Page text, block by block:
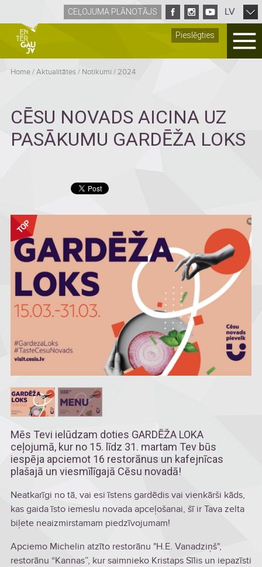
Pieslēgties
CEĻOJUMA PLĀNOTĀJS LV
Home/Aktualitātes/ Notikumi /2024
CĒSU NOVADS AICINA UZ
PASĀKUMU GARDĒŽA LOKS
Mēs Tevi ielūdzam doties GARDĒŽA LOKA
ceļojumā, kur no 15. līdz 31. martam Tev būs
iespēja apciemot 16 restorānus un kafejnīcas
plašajā un viesmīlīgajā Cēsu novadā!
Neatkarīgi no tā, vai esi īstens gardēdis vai vienkārši kāds,
kas gaida īsto iemeslu novada apceļošanai, šī ir Tava zelta
biļete neaizmirstamam piedzīvojumam!
Apciemo Michelin atzīto restorānu "H.E. Vanadziņš",
restorānu “Kannas”, kur saimnieko Kristaps Sīlis un iepazīsti